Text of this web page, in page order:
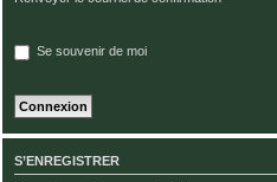
Se souvenir de moi
S’ENREGISTRER